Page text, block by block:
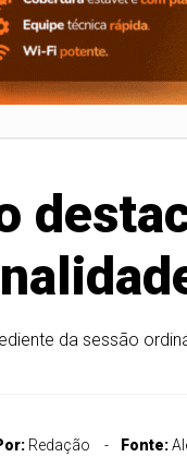
da sessão
Redação Fonte: